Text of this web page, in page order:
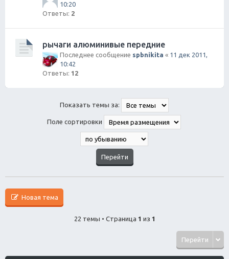
10:20
Ответы: 2
рычаги алюминивые передние
Последнее сообщение spbnikita « 11 дек 2011,
10:42
Ответы: 12
Показать темы за:
Поле сортировки
Новая тема
22 темы • Страница 1 из 1
Перейти